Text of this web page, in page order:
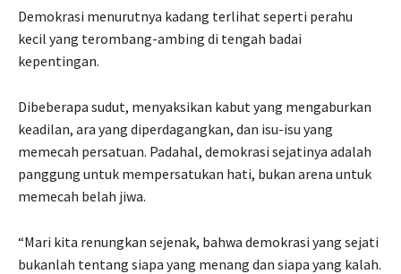
Demokrasi menurutnya kadang terlihat seperti perahu
kecil yang terombang-ambing di tengah badai
kepentingan.
Dibeberapa sudut, menyaksikan kabut yang mengaburkan
keadilan, ara yang diperdagangkan, dan isu-isu yang
memecah persatuan. Padahal, demokrasi sejatinya adalah
panggung untuk mempersatukan hati, bukan arena untuk
memecah belah jiwa.
“Mari kita renungkan sejenak, bahwa demokrasi yang sejati
bukanlah tentang siapa yang menang dan siapa yang kalah.